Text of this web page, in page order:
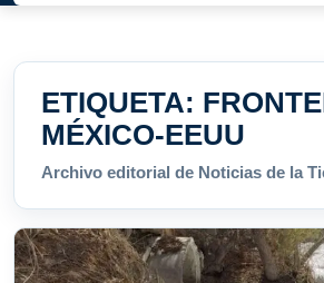
ETIQUETA:
MÉXICO-EEUU
Archivo editorial de Noticias de la